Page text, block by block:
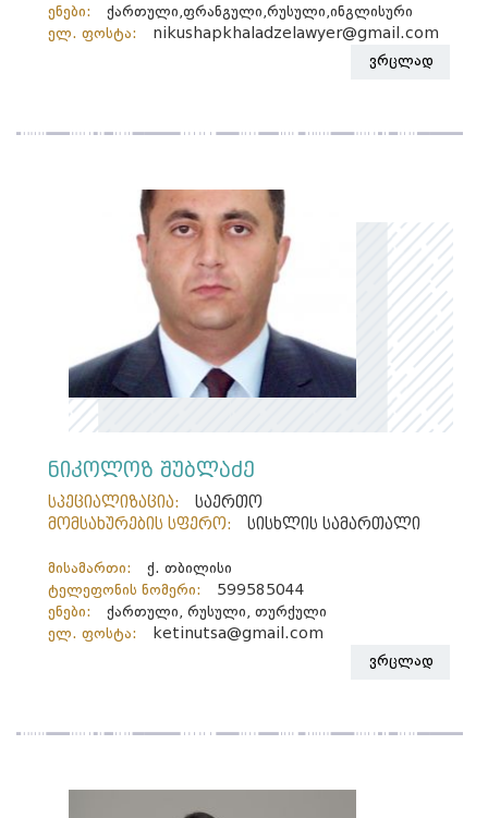
ენები:
ქართული,ფრანგული,რუსული,ინგლისური
ელ. ფოსტა:
nikushapkhaladzelawyer@gmail.com
ვრცლად
ნიკოლოზ შუბლაძე
სპეციალიზაცია:
საერთო
მომსახურების სფერო:
სისხლის სამართალი
მისამართი:
ქ. თბილისი
ტელეფონის ნომერი:
599585044
ენები:
ქართული, რუსული, თურქული
ელ. ფოსტა:
ketinutsa@gmail.com
ვრცლად